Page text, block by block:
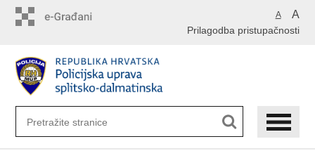
A A
Prilagodba pristupačnosti